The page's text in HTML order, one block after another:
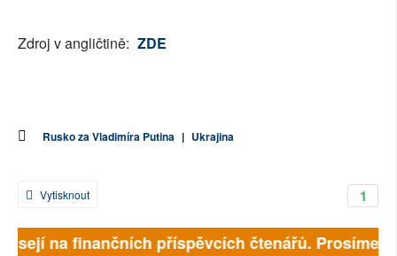
Zdroj v angličtině: ZDE
Rusko za Vladimíra Putina | Ukrajina
1
Vytisknout
na finančních příspěvcích čtenářů. Prosíme,